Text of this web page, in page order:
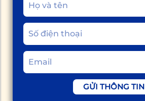
GỬI THÔNG TIN